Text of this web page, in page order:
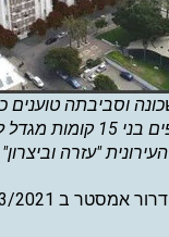
הסובלת גם כך מבעיות
העירונית "עזרה וביצרון"
דרור אמסטר ב